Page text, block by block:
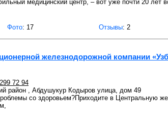
медицинский центр, – вот уже почти 20 лет
Фото: 17 Отзывы: 2
железнодорожной компании
72 94
район , Абдушукур Кодыров улица, дом 49
со здоровьем?Приходите в Центральную